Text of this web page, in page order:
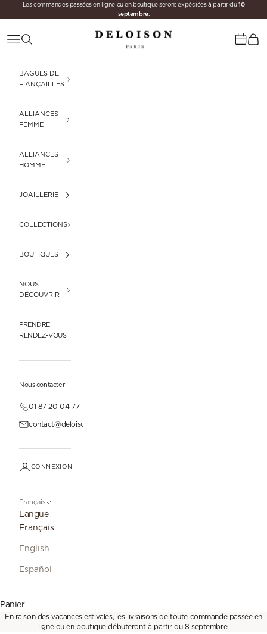
Passer au contenu
Les commandes passées en ligne ou en boutique seront expédiées à partir du10
septembre.
Deloison Paris
MenuRecherche
BAGUES DE
FIANÇAILLES
ALLIANCES
FEMME
ALLIANCES
HOMME
JOAILLERIE
COLLECTIONS
BOUTIQUES
NOUS
DÉCOUVRIR
PRENDRE
RENDEZ-VOUS
Nous contacter
01 87 20 04 77
contact@deloisonparis.com
CONNEXION
Français
Langue
Français
English
Español
Panier
En raison des vacances estivales, les livraisons de toute commande passée en
ligne ou en boutique débuteront à partir du 8 septembre.